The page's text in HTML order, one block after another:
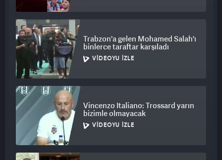
Trabzon'a gelen Mohamed Salah'ı
binlerce taraftar karşıladı
VIDEOYU İZLE
Vincenzo Italiano: Trossard yarın
bizimle olmayacak
VIDEOYU İZLE